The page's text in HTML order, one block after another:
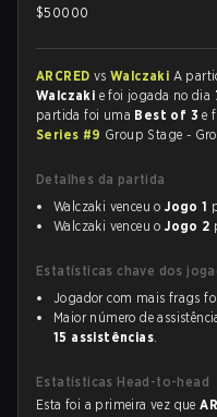
$50000
ARCRED vsWalczaki A
Walczaki e foi jogada no dia
partida foi uma Best of 3e
Series #9 Group Stage -
Detalhes da partida
Walczaki venceu oJogo 1
Walczaki venceu oJogo 2
Estatísticas chave dos
Jogador com mais frags foi
Maior número de
15 assistências.
Estatísticas Head-to-head
Esta foi a primeira vez que